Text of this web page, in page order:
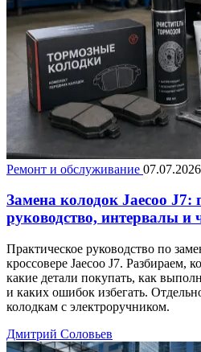
Ремонт и обслуживание 07.07.2026
Замена колодок Jaecoo J7:
руководство, интервалы и
Практическое руководство по
кроссовере Jaecoo J7. Разбираем,
какие детали покупать, как
и каких ошибок избегать.
колодкам с электроручником.
Дмитрий Соловьев